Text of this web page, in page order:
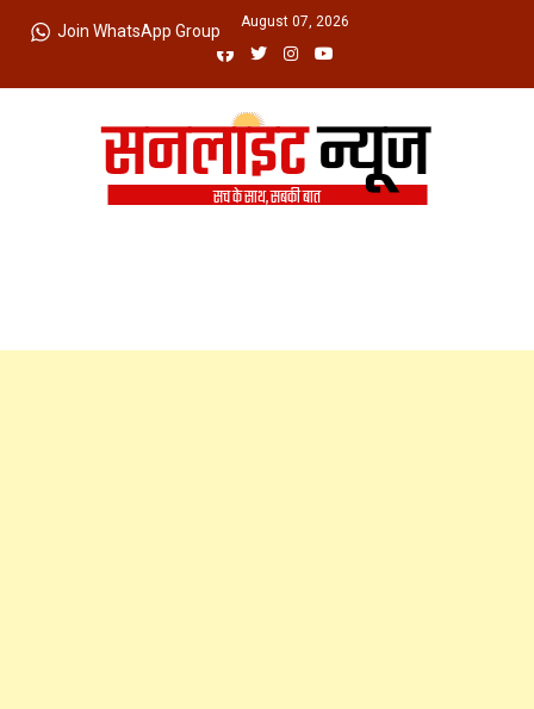
Friday, August 07, 2026
Join WhatsApp Group